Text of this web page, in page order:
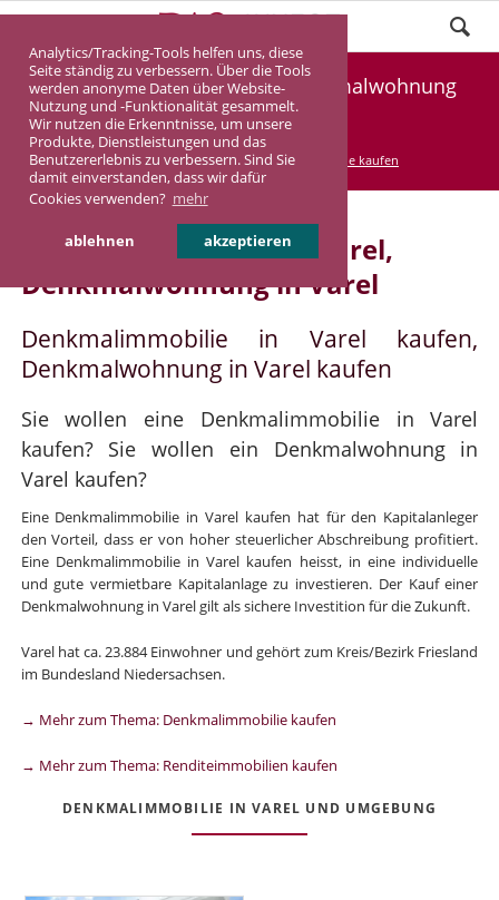
Analytics/Tracking-Tools helfen uns, diese
Seite ständig zu verbessern. Über die Tools
werden anonyme Daten über Website-
Nutzung und -Funktionalität gesammelt.
Wir nutzen die Erkenntnisse, um unsere
Produkte, Dienstleistungen und das
Benutzererlebnis zu verbessern. Sind Sie
damit einverstanden, dass wir dafür
Cookies verwenden? mehr
ablehnen akzeptieren
Denkmalimmobilie Varel, Denkmalwohnung
Varel
DASINVEST Service Denkmalimmobilie kaufen
Denkmalimmobilie in Varel,
Denkmalwohnung in Varel
Denkmalimmobilie in Varel kaufen,
Denkmalwohnung in Varel kaufen
Sie wollen eine Denkmalimmobilie in Varel
kaufen? Sie wollen ein Denkmalwohnung in
Varel kaufen?
Eine Denkmalimmobilie in Varel kaufen hat für den Kapitalanleger
den Vorteil, dass er von hoher steuerlicher Abschreibung profitiert.
Eine Denkmalimmobilie in Varel kaufen heisst, in eine individuelle
und gute vermietbare Kapitalanlage zu investieren. Der Kauf einer
Denkmalwohnung in Varel gilt als sichere Investition für die Zukunft.
Varel hat ca. 23.884 Einwohner und gehört zum Kreis/Bezirk Friesland
im Bundesland Niedersachsen.
→ Mehr zum Thema: Denkmalimmobilie kaufen
→ Mehr zum Thema: Renditeimmobilien kaufen
DENKMALIMMOBILIE IN VAREL UND UMGEBUNG